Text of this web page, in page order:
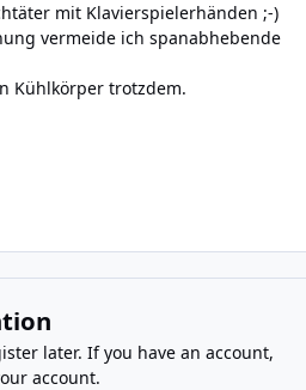
mit Klavierspielerhänden ;-)
vermeide ich spanabhebende
Kühlkörper trotzdem.
later. If you have an account,
account.